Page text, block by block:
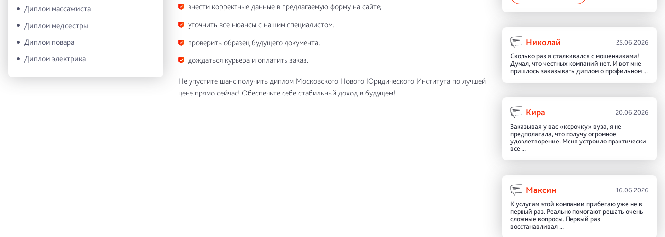
Диплом массажиста
Диплом медсестры
Диплом повара
Диплом электрика
внести корректные данные в предлагаемую форму на сайте;
уточнить все нюансы с нашим специалистом;
проверить образец будущего документа;
дождаться курьера и оплатить заказ.
Не упустите шанс получить диплом Московского Нового Юридического Института по лучшей
цене прямо сейчас! Обеспечьте себе стабильный доход в будущем!
Николай 25.06.2026
Сколько раз я сталкивался с мошенниками!
Думал, что честных компаний нет. И вот мне
пришлось заказывать диплом о профильном ...
Кира 20.06.2026
Заказывая у вас «корочку» вуза, я не
предполагала, что получу огромное
удовлетворение. Меня устроило практически
все ...
Максим 16.06.2026
К услугам этой компании прибегаю уже не в
первый раз. Реально помогают решать очень
сложные вопросы. Первый раз
восстанавливал ...